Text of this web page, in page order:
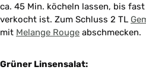
ca. 45 Min. köcheln lassen, bis
verkocht ist. Zum Schluss 2 TL
mit Melange Rouge abschmecken.
Grüner Linsensalat: